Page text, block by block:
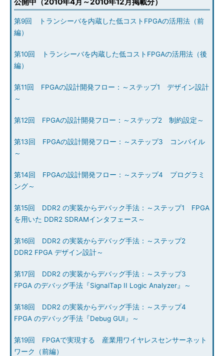
第9回 トランシーバを内蔵した低コストFPGAの活用法（前
編）
第10回 トランシーバを内蔵した低コストFPGAの活用法（後
編）
第11回 FPGAの設計開発フロー：～ステップ1 デザイン設計
～
第12回 FPGAの設計開発フロー：～ステップ2 制約設定～
第13回 FPGAの設計開発フロー：～ステップ3 コンパイル
～
第14回 FPGAの設計開発フロー：～ステップ4 プログラミ
ング～
第15回 DDR2 の実装からデバック手法：～ステップ1 FPGA
を用いた DDR2 SDRAMインタフェース～
第16回 DDR2 の実装からデバッグ手法：～ステップ2
DDR2 FPGA デザイン設計～
第17回 DDR2 の実装からデバッグ手法：～ステップ3
FPGA のデバッグ手法『SignalTap II Logic Analyzer』～
第18回 DDR2 の実装からデバッグ手法：～ステップ4
FPGA のデバッグ手法『Debug GUI』～
第19回 FPGAで実現する 産業用ワイヤレスセンサーネット
ワーク（前編）